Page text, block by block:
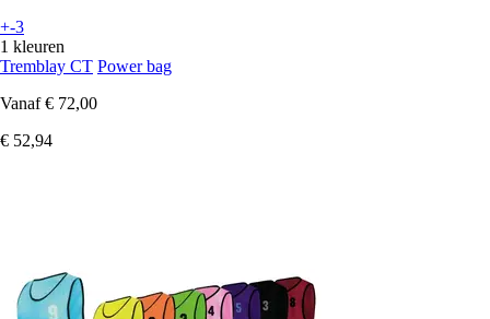
+-3
1 kleuren
Tremblay CT Power bag
Vanaf € 72,00
€ 52,94